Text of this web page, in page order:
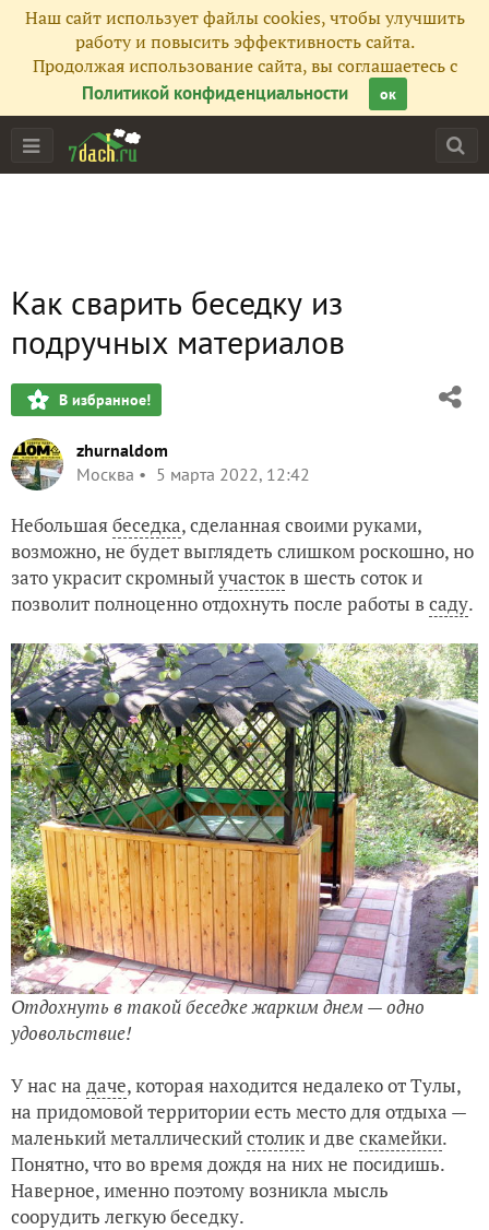
Наш сайт использует файлы cookies, чтобы улучшить
работу и повысить эффективность сайта.
Продолжая использование сайта, вы соглашаетесь с
Политикой конфиденциальности
ок
Как сварить беседку из
подручных материалов
В избранное!
zhurnaldom
Москва
5 марта 2022, 12:42
Небольшаябеседка, сделанная своими руками,
возможно, не будет выглядеть слишком роскошно, но
зато украсит скромныйучастокв шесть соток и
позволит полноценно отдохнуть после работы всаду.
Отдохнуть в такой беседке жарким днем — одно
удовольствие!
У нас на даче, которая находится недалеко от Тулы,
на придомовой территории есть место для отдыха —
маленький металлическийстолики две скамейки.
Понятно, что во время дождя на них не посидишь.
Наверное, именно поэтому возникла мысль
соорудить легкую беседку.